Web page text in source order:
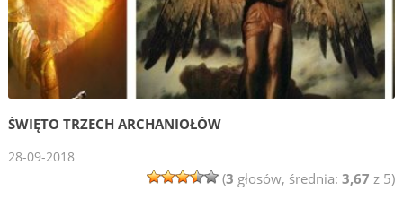
ŚWIĘTO TRZECH ARCHANIOŁÓW
28-09-2018
(3 głosów, średnia: 3,67 z 5)